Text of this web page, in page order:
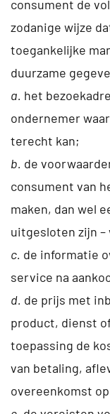
consument de
zodanige wijze
toegankelijke
duurzame
a. het
ondernemer
terecht kan;
b. de
consument van
maken, dan wel
uitgesloten zijn
c. de informatie
service na
d. de prijs met
product, dienst
toepassing de
van betaling,
overeenkomst